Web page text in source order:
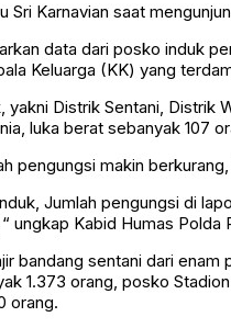
Sri Karnavian saat
data dari posko induk
Keluarga (KK) yang
Distrik Sentani, Distrik
luka berat sebanyak 107
pengungsi makin
Jumlah pengungsi di
ungkap Kabid Humas
bandang sentani dari
1.373 orang, posko
orang.